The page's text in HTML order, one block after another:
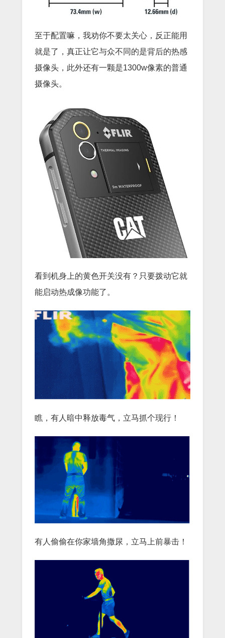
至于配置嘛，我劝你不要太关心，反正能用
就是了，真正让它与众不同的是背后的热感
摄像头，此外还有一颗是1300w像素的普通
摄像头。
看到机身上的黄色开关没有？只要拨动它就
能启动热成像功能了。
瞧，有人暗中释放毒气，立马抓个现行！
有人偷偷在你家墙角撒尿，立马上前暴击！